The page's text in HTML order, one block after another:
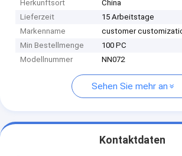
Herkunftsort
China
Lieferzeit
15 Arbeitstage
Markenname
customer
Min Bestellmenge
100 PC
Modellnummer
NN072
Sehen Sie mehr an
Kontaktdaten